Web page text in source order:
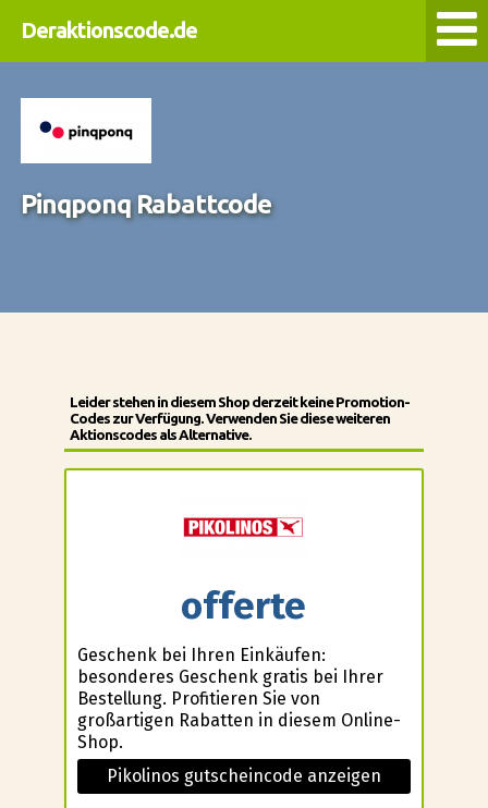
Deraktionscode.de
Pinqponq Rabattcode
Leider stehen in diesem Shop derzeit keine Promotion-
Codes zur Verfügung. Verwenden Sie diese weiteren
Aktionscodes als Alternative.
offerte
Geschenk bei Ihren Einkäufen:
besonderes Geschenk gratis bei Ihrer
Bestellung. Profitieren Sie von
großartigen Rabatten in diesem Online-
Shop.
Pikolinos gutscheincode anzeigen